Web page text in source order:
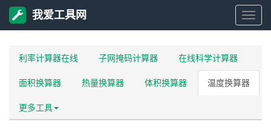
我
工
我爱工具网
利率计算器在线 子网掩码计算器 在线科学计算器
面积换算器 热量换算器 体积换算器 温度换算器
更多工具